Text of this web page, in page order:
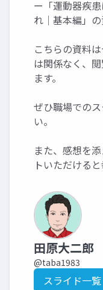
ー「運動器疾
れ｜基本編」の
こちらの資料
は関係なく、
ます。
ぜひ職場での
い。
また、感想を
トいただけると
田原大二郎
@taba1983
スライド一覧